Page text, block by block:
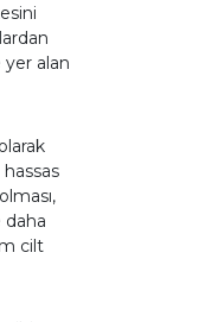
alan
daha
cilt